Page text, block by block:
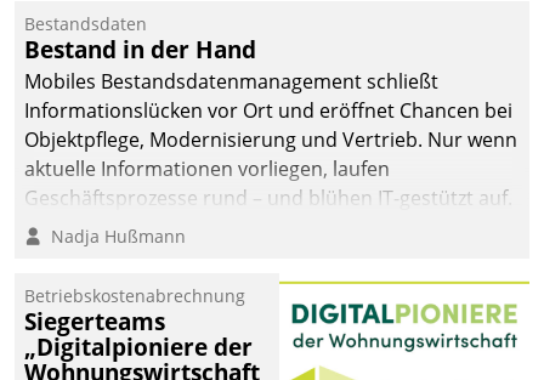
Bestandsdaten
Bestand in der Hand
Mobiles Bestandsdatenmanagement schließt
Informationslücken vor Ort und eröffnet Chancen bei
Objektpflege, Modernisierung und Vertrieb. Nur wenn
aktuelle Informationen vorliegen, laufen
Geschäftsprozesse rund – und blühen IT-gestützt auf.
Nadja Hußmann
Betriebskostenabrechnung
Siegerteams
„Digitalpioniere der
Wohnungswirtschaft